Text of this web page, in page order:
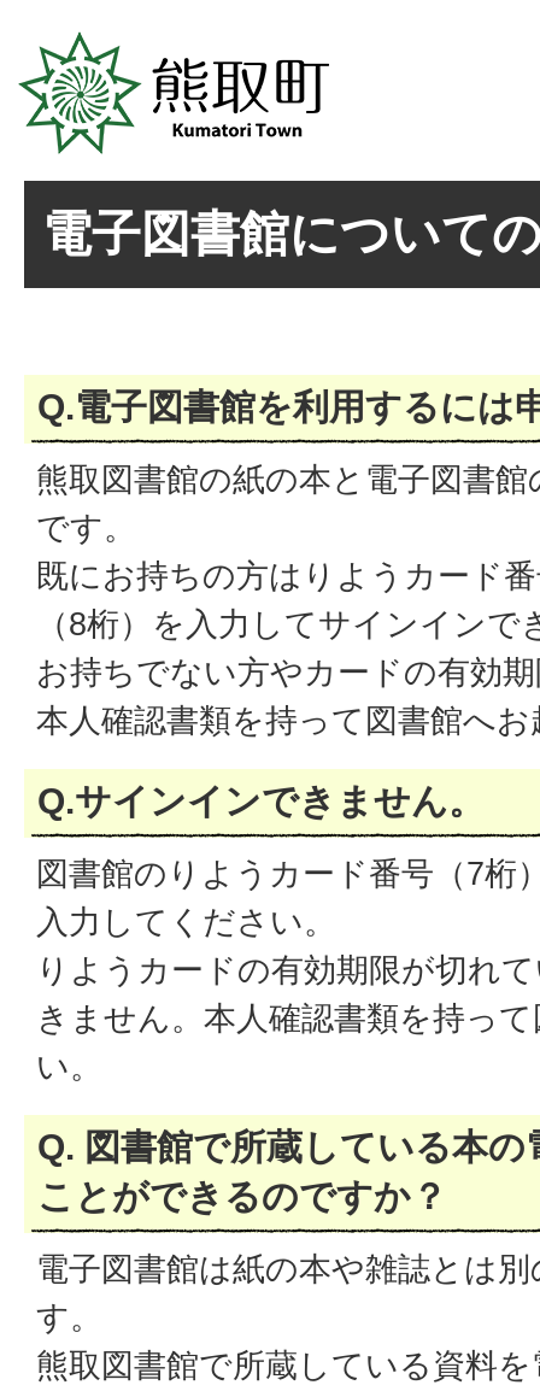
電子図書館について
Q.電子図書館を利用するには
熊取図書館の紙の本と電子図書
です。
既にお持ちの方はりようカード
（8桁）を入力してサインインで
お持ちでない方やカードの有効
本人確認書類を持って図書館へ
Q.サインインできません。
図書館のりようカード番号（7桁
入力してください。
りようカードの有効期限が切れ
きません。本人確認書類を持っ
い。
Q. 図書館で所蔵している本
ことができるのですか？
電子図書館は紙の本や雑誌とは
す。
熊取図書館で所蔵している資料